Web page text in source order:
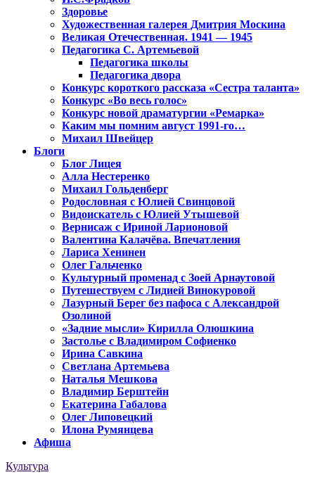
Здоровье
Художественная галерея Дмитрия Москина
Великая Отечественная. 1941 — 1945
Педагогика С. Артемьевой
Педагогика школы
Педагогика двора
Конкурс короткого рассказа «Сестра таланта»
Конкурс «Во весь голос»
Конкурс новой драматургии «Ремарка»
Каким мы помним август 1991-го…
Михаил Швейцер
Блоги
Блог Лицея
Алла Нестеренко
Михаил Гольденберг
Родословная с Юлией Свинцовой
Видоискатель с Юлией Утышевой
Вернисаж с Ириной Ларионовой
Валентина Калачёва. Впечатления
Лариса Хенинен
Олег Гальченко
Культурный променад с Зоей Арнаутовой
Путешествуем с Лидией Винокуровой
Лазурный Берег без пафоса с Александрой
Озолиной
«Задние мысли» Кирилла Олюшкина
Застолье с Владимиром Софиенко
Ирина Савкина
Светлана Артемьева
Наталья Мешкова
Владимир Берштейн
Екатерина Габалова
Олег Липовецкий
Илона Румянцева
Афиша
Культура